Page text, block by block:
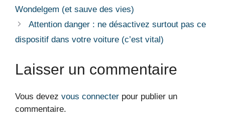
Wondelgem (et sauve des vies)
Attention danger : ne désactivez surtout pas ce
dispositif dans votre voiture (c’est vital)
Laisser un commentaire
Vous devez vous connecter pour publier un
commentaire.